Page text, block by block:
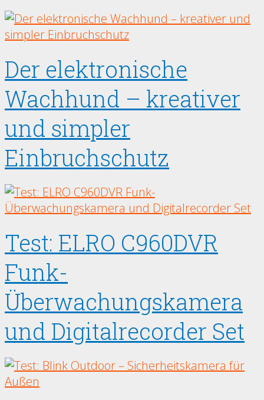
Der elektronische
Wachhund – kreativer
und simpler
Einbruchschutz
Test: ELRO C960DVR
Funk-
Überwachungskamera
und Digitalrecorder Set